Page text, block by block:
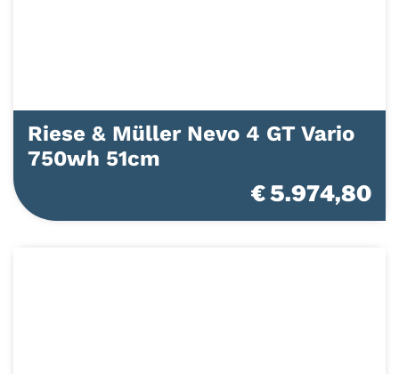
Riese & Müller Nevo 4 GT Vario
750wh 51cm
€ 5.974,80